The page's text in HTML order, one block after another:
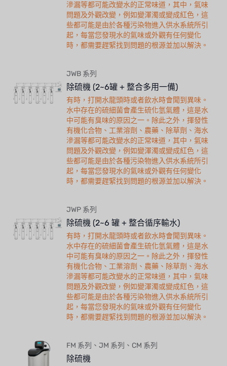
滲漏等都可能改變水的正常味道，其中，氣味
問題及外觀改變，例如變渾濁或變成紅色，這
些都可能是由於各種污染物進入供水系統所引
起，每當您發現水的氣味或外觀有任何變化
時，都需要趕緊找到問題的根源並加以解決。
JWB 系列
除硫機 (2~6罐 + 整合多用一備)
有時，打開水龍頭時或者飲水時會聞到異味。
水中存在的硫細菌會產生硫化氫氣體，這是水
中可能有臭味的原因之一。除此之外，揮發性
有機化合物、工業溶劑、農藥、除草劑、海水
滲漏等都可能改變水的正常味道，其中，氣味
問題及外觀改變，例如變渾濁或變成紅色，這
些都可能是由於各種污染物進入供水系統所引
起，每當您發現水的氣味或外觀有任何變化
時，都需要趕緊找到問題的根源並加以解決。
JWP 系列
除硫機 (2~6 罐 + 整合循序輸水)
有時，打開水龍頭時或者飲水時會聞到異味。
水中存在的硫細菌會產生硫化氫氣體，這是水
中可能有臭味的原因之一。除此之外，揮發性
有機化合物、工業溶劑、農藥、除草劑、海水
滲漏等都可能改變水的正常味道，其中，氣味
問題及外觀改變，例如變渾濁或變成紅色，這
些都可能是由於各種污染物進入供水系統所引
起，每當您發現水的氣味或外觀有任何變化
時，都需要趕緊找到問題的根源並加以解決。
FM 系列、JM 系列、CM 系列
除硫機